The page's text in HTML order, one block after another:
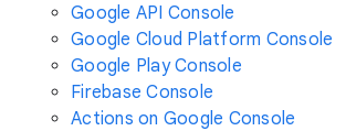
Google API Console
Google Cloud Platform Console
Google Play Console
Firebase Console
Actions on Google Console